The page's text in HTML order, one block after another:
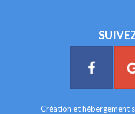
Création et hébergement